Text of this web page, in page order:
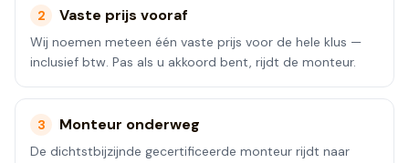
2 Vaste prijs vooraf
Wij noemen meteen één vaste prijs voor de hele klus —
inclusief btw. Pas als u akkoord bent, rijdt de monteur.
3 Monteur onderweg
De dichtstbijzijnde gecertificeerde monteur rijdt naar